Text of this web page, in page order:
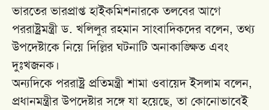
ভারতের ভারপ্রাপ্ত হাইকমিশনারকে তলবের আগে
পররাষ্ট্রমন্ত্রী ড. খলিলুর রহমান সাংবাদিকদের বলেন, তথ্য
উপদেষ্টাকে নিয়ে দিল্লির ঘটনাটি অনাকাঙ্ক্ষিত এবং
দুঃখজনক।
অন্যদিকে পররাষ্ট্র প্রতিমন্ত্রী শামা ওবায়েদ ইসলাম বলেন,
প্রধানমন্ত্রীর উপদেষ্টার সঙ্গে যা হয়েছে, তা কোনোভাবেই